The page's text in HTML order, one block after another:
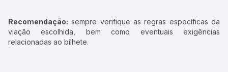
Recomendação: sempre verifique as regras específicas da
viação escolhida, bem como eventuais exigências
relacionadas ao bilhete.